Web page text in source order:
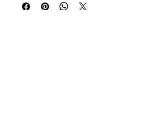
Hasta 20 programas (10 enciende y 10